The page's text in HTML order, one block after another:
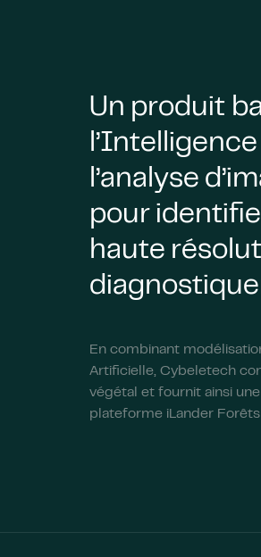
Un produit
l’analyse
pour
haute
En combinant
Artificielle, Cybeletech
végétal et fournit ainsi
plateforme iLander Forêts